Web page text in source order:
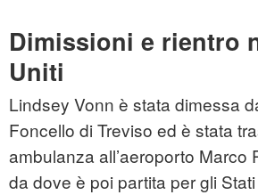
Dimissioni e rientro
Uniti
Lindsey Vonn è stata dimessa
Foncello di Treviso ed è stata
ambulanza all’aeroporto Marco
da dove è poi partita per gli